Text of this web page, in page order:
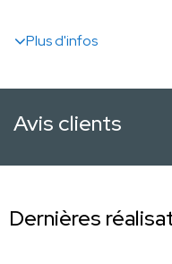
Plus d'infos
Avis clients
Dernières